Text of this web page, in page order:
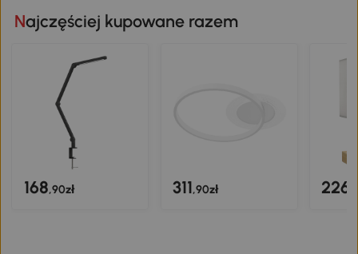
Najczęściej kupowane razem
168,90zł 311,90zł 226